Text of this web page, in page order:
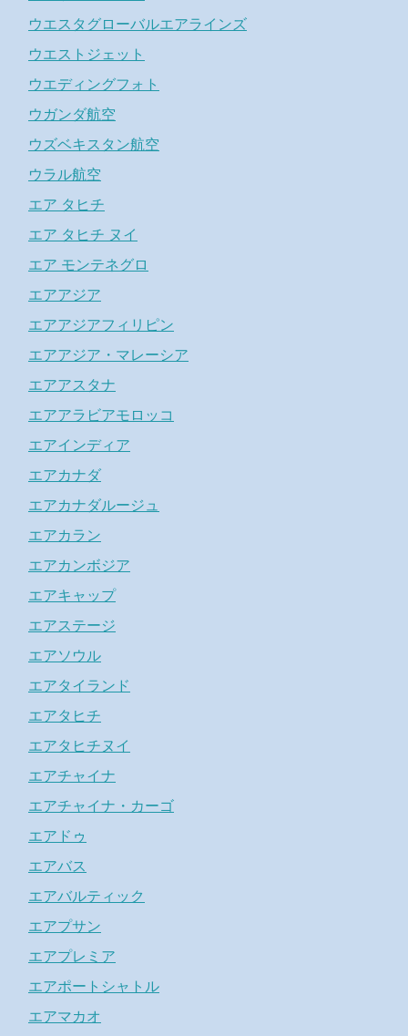
ウエスタグローバルエアラインズ
ウエストジェット
ウエディングフォト
ウガンダ航空
ウズベキスタン航空
ウラル航空
エア タヒチ
エア タヒチ ヌイ
エア モンテネグロ
エアアジア
エアアジアフィリピン
エアアジア・マレーシア
エアアスタナ
エアアラビアモロッコ
エアインディア
エアカナダ
エアカナダルージュ
エアカラン
エアカンボジア
エアキャップ
エアステージ
エアソウル
エアタイランド
エアタヒチ
エアタヒチヌイ
エアチャイナ
エアチャイナ・カーゴ
エアドゥ
エアバス
エアバルティック
エアプサン
エアプレミア
エアポートシャトル
エアマカオ